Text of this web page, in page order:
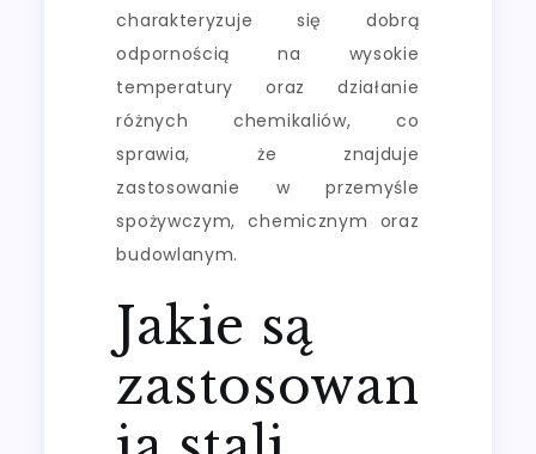
charakteryzuje się dobrą
odpornością na wysokie
temperatury oraz działanie
różnych chemikaliów, co
sprawia, że znajduje
zastosowanie w przemyśle
spożywczym, chemicznym oraz
budowlanym.
Jakie są
zastosowan